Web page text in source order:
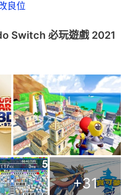
良位
Switch 必玩遊戲 2021
+31